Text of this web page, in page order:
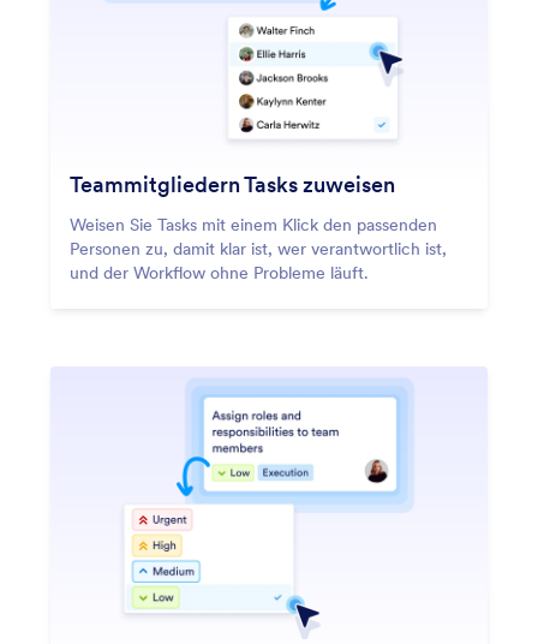
Teammitgliedern Tasks zuweisen
Weisen Sie Tasks mit einem Klick den passenden
Personen zu, damit klar ist, wer verantwortlich ist,
und der Workflow ohne Probleme läuft.